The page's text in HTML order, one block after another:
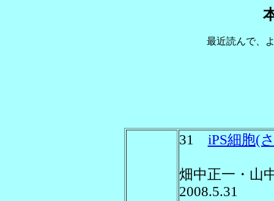
最近読んで、
31 iPS細胞(
畑中正一・
2008.5.31